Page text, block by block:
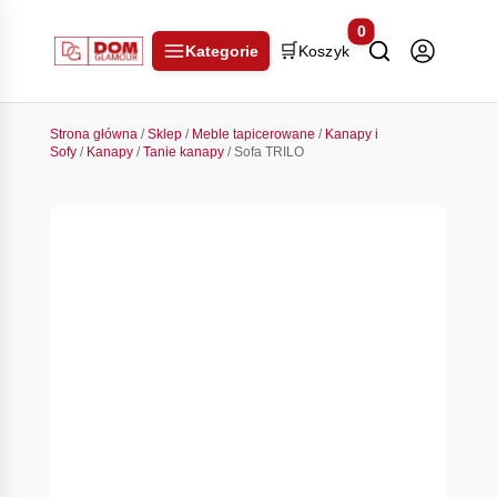
Kategorie 🛒 Koszyk
0
Strona główna/Sklep/ Meble tapicerowane / Kanapy i
Sofy/ Kanapy/Tanie kanapy/ Sofa TRILO